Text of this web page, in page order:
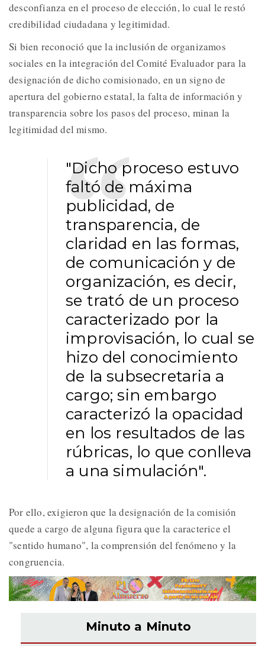
desconfianza en el proceso de elección, lo cual le restó
credibilidad ciudadana y legitimidad.
Si bien reconoció que la inclusión de organizamos
sociales en la integración del Comité Evaluador para la
designación de dicho comisionado, en un signo de
apertura del gobierno estatal, la falta de información y
transparencia sobre los pasos del proceso, minan la
legitimidad del mismo.
"Dicho proceso estuvo
faltó de máxima
publicidad, de
transparencia, de
claridad en las formas,
de comunicación y de
organización, es decir,
se trató de un proceso
caracterizado por la
improvisación, lo cual se
hizo del conocimiento
de la subsecretaria a
cargo; sin embargo
caracterizó la opacidad
en los resultados de las
rúbricas, lo que conlleva
a una simulación".
Por ello, exigieron que la designación de la comisión
quede a cargo de alguna figura que la caracterice el
"sentido humano", la comprensión del fenómeno y la
congruencia.
Minuto a Minuto